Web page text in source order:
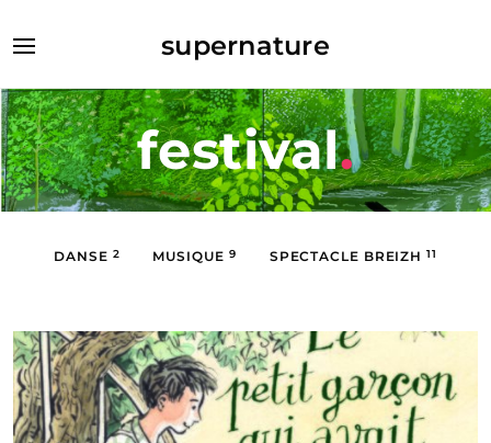
supernature
festival.
DANSE 2 MUSIQUE 9 SPECTACLE BREIZH 11